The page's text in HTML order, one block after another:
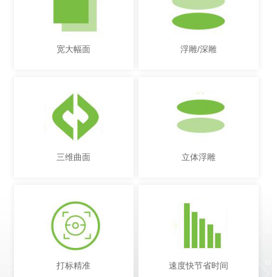
宽大幅面 浮雕/深雕
三维曲面 立体浮雕
打标精准 速度快节省时间